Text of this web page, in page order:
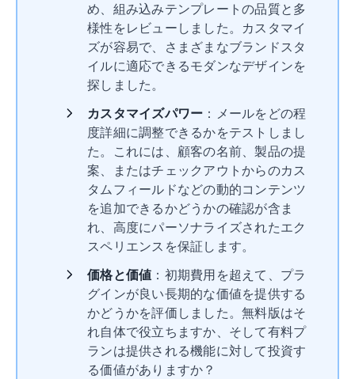
め、組み込みテンプレートの品質と多
様性をレビューしました。カスタマイ
ズが容易で、さまざまなブランドスタ
イルに適応できるモダンなデザインを
探しました。
カスタマイズパワー ：メールをどの程
度詳細に調整できるかをテストしまし
た。これには、顧客の名前、製品の提
案、またはチェックアウトからのカス
タムフィールドなどの動的コンテンツ
を追加できるかどうかの確認が含ま
れ、高度にパーソナライズされたエク
スペリエンスを保証します。
価格と価値 ：初期費用を超えて、プラ
グインが良い長期的な価値を提供する
かどうかを評価しました。無料版はそ
れ自体で役立ちますか、そして有料プ
ランは提供される機能に対して投資す
る価値がありますか？